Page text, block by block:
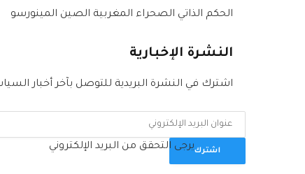
الحكم الذاتي الصحراء المغربية الصين المينورسو
النشرة الإخبارية
اشترك في النشرة البريدية للتوصل بآخر أخبار
اشتركيرجى التحقق من البريد الإلكتروني